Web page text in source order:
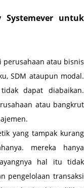
Systemever untuk
perusahaan atau bisnis
SDM ataupun modal.
dapat diabaikan.
atau bangkrut
yang tampak kurang
mereka hanya
hal itu tidak
pengelolaan transaksi